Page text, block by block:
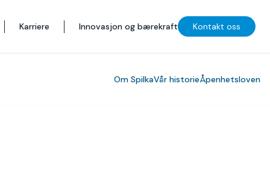
Karriere Innovasjon og bærekraft Kontakt oss
Om SpilkaVår historieÅpenhetsloven